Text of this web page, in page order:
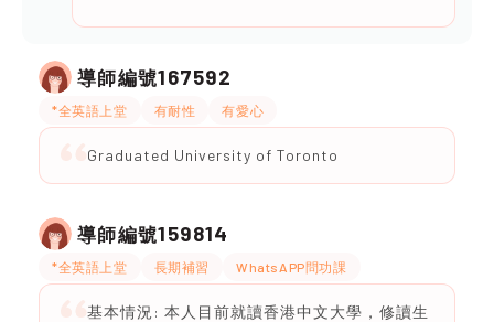
導師編號167592
*全英語上堂 有耐性 有愛心
Graduated University of Toronto
導師編號159814
*全英語上堂 長期補習 WhatsAPP問功課
基本情況: 本人目前就讀香港中文大學，修讀生